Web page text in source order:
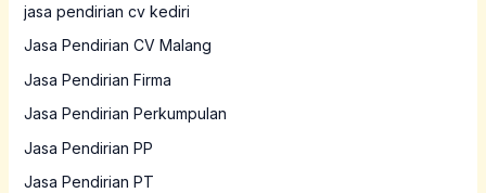
jasa pendirian cv kediri
Jasa Pendirian CV Malang
Jasa Pendirian Firma
Jasa Pendirian Perkumpulan
Jasa Pendirian PP
Jasa Pendirian PT